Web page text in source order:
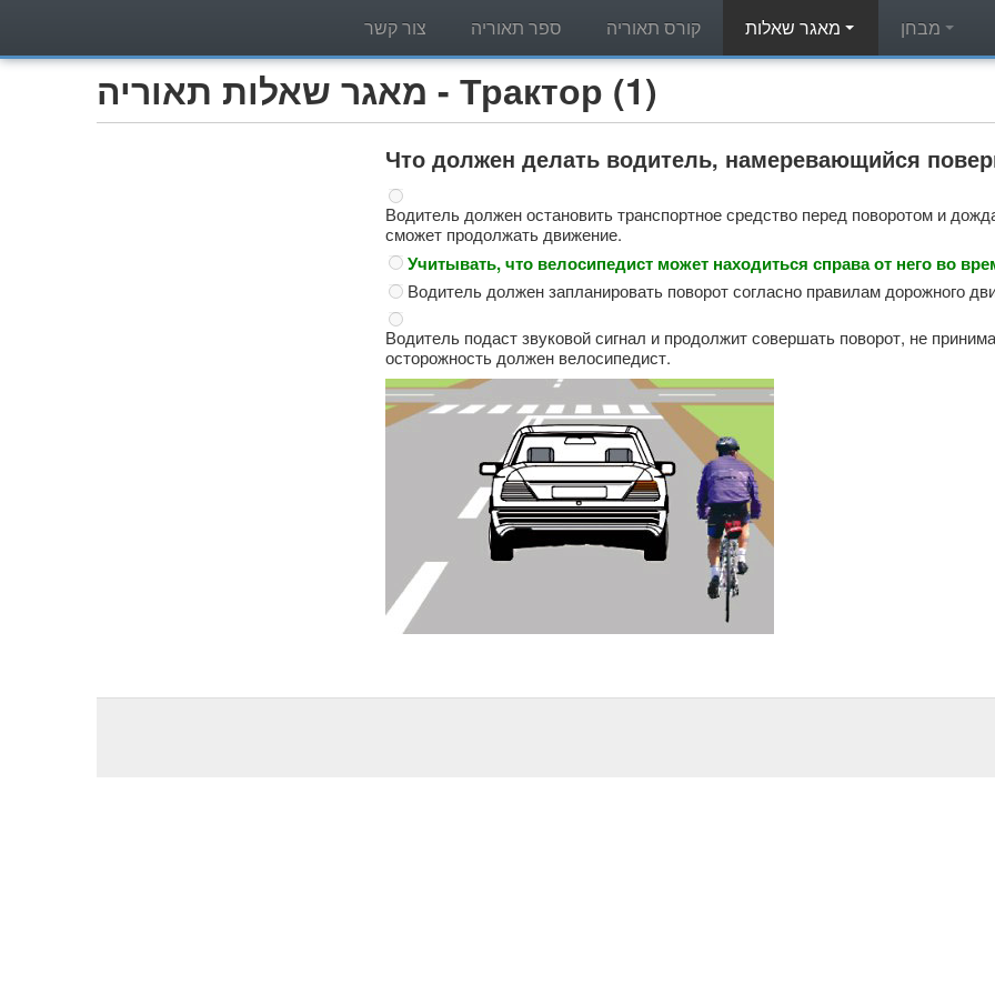
קורס תאוריה ספר תאוריה צור קשר
מאגר שאלות תאוריה - Трактор (1)
Что должен делать водитель, намеревающийся
Водитель должен остановить транспортное средство перед поворотом и
сможет продолжать движение.
Учитывать, что велосипедист может находиться справа от него во
Водитель должен запланировать поворот согласно правилам дорожного
Водитель подаст звуковой сигнал и продолжит совершать поворот, не
осторожность должен велосипедист.